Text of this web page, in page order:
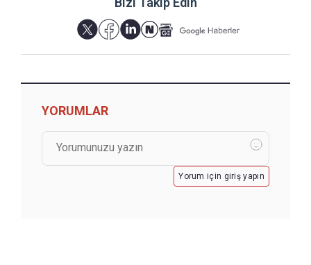
YORUMLAR
Yorum için giriş yapın